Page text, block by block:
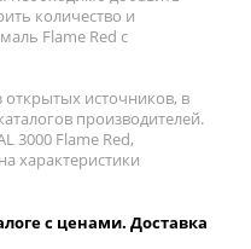
количество и
Flame Red с
источников, в
производителей.
3000 Flame Red,
характеристики
с ценами. Доставка